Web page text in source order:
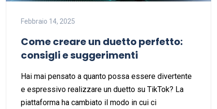
Febbraio 14, 2025
Come creare un duetto perfetto:
consigli e suggerimenti
Hai mai pensato a quanto possa essere divertente
e espressivo realizzare un duetto su TikTok? La
piattaforma ha cambiato il modo in cui ci